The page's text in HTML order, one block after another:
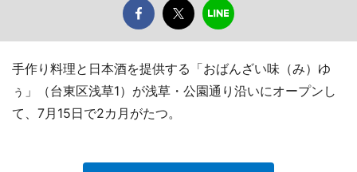
手作り料理と日本酒を提供する「おばんざい味（み）ゆ
ぅ」（台東区浅草1）が浅草・公園通り沿いにオープンし
て、7月15日で2カ月がたつ。